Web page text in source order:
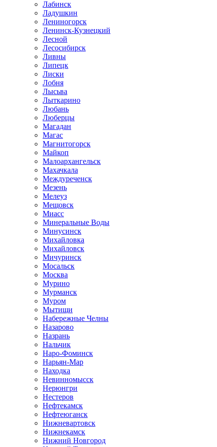
Лабинск
Ладушкин
Лениногорск
Ленинск-Кузнецкий
Лесной
Лесосибирск
Ливны
Липецк
Лиски
Лобня
Лысьва
Лыткарино
Любань
Люберцы
Магадан
Магас
Магнитогорск
Майкоп
Малоархангельск
Махачкала
Междуреченск
Мезень
Мелеуз
Мещовск
Миасс
Минеральные Воды
Минусинск
Михайловка
Михайловск
Мичуринск
Мосальск
Москва
Мурино
Мурманск
Муром
Мытищи
Набережные Челны
Назарово
Назрань
Нальчик
Наро-Фоминск
Нарьян-Мар
Находка
Невинномысск
Нерюнгри
Нестеров
Нефтекамск
Нефтеюганск
Нижневартовск
Нижнекамск
Нижний Новгород